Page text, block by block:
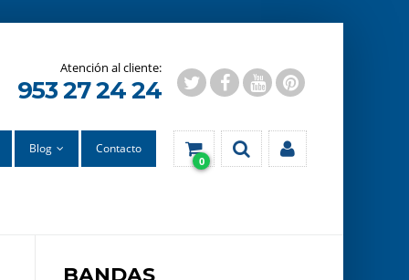
953 27 24 24
Blog Contacto
0
BANDAS